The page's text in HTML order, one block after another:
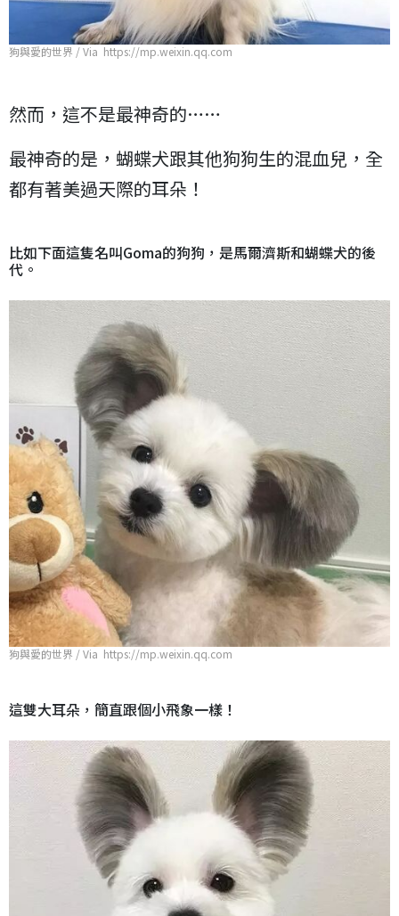
狗與愛的世界 / Via https://mp.weixin.qq.com
然而，這不是最神奇的……
最神奇的是，蝴蝶犬跟其他狗狗生的混血兒，全
都有著美過天際的耳朵！
比如下面這隻名叫Goma的狗狗，是馬爾濟斯和蝴蝶犬的後
代。
狗與愛的世界 / Via https://mp.weixin.qq.com
這雙大耳朵，簡直跟個小飛象一樣！